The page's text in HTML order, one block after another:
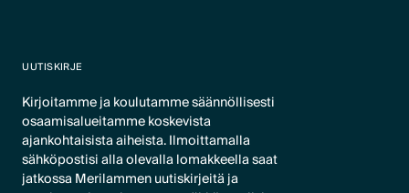
UUTISKIRJE
Kirjoitamme ja koulutamme säännöllisesti
osaamisalueitamme koskevista
ajankohtaisista aiheista. Ilmoittamalla
sähköpostisi alla olevalla lomakkeella saat
jatkossa Merilammen uutiskirjeitä ja